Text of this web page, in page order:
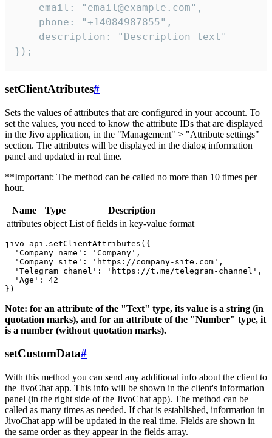
    email: "email@example.com",
    phone: "+14084987855",
    description: "Description text"
});
setClientAtributes#
Sets the values ​​of attributes that are configured in your account. To
set the values, you need to know the attribute IDs that are displayed
in the Jivo application, in the "Management" > "Attribute settings"
section. The attributes will be displayed in the dialog information
panel and updated in real time.
**Important: The method can be called no more than 10 times per
hour.
Name Type
Description
attributes object List of fields in key-value format
jivo_api.setClientAttributes({
  'Company_name': 'Company',
  'Company_site': 'https://company-site.com',
  'Telegram_chanel': 'https://t.me/telegram-channel',
  'Age': 42
Note: for an attribute of the "Text" type, its value is a string (in
quotation marks), and for an attribute of the "Number" type, it
is a number (without quotation marks).
setCustomData#
With this method you can send any additional info about the client to
the JivoChat app. This info will be shown in the client's information
panel (in the right side of the JivoChat app). The method can be
called as many times as needed. If chat is established, information in
JivoChat app will be updated in the real time. Fields are shown in
the same order as they appear in the fields array.